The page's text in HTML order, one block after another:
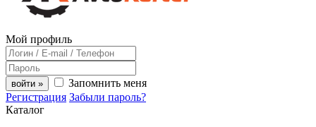
Мой профиль
войти »
Запомнить меня
Регистрация Забыли пароль?
Каталог